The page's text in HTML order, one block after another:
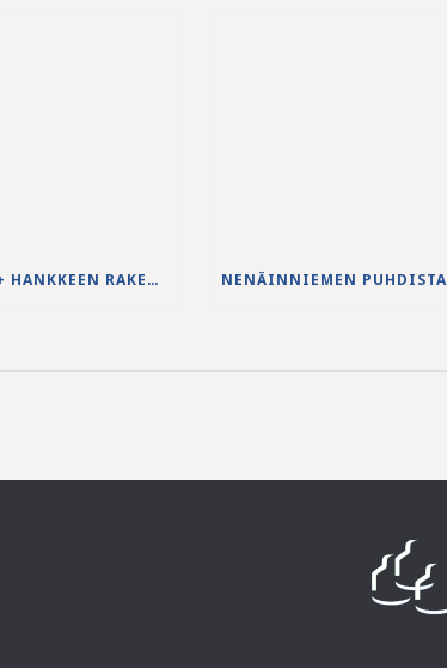
JSPENERGIA+ HANKKEEN RAKENNUSTYÖT KÄYNNISTYVÄT LOUHINTATÖILLÄ